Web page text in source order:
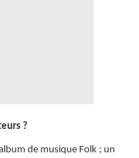
?
de musique Folk ; un